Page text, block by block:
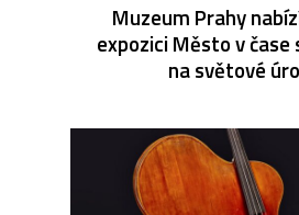
Muzeum Prahy
expozici Město v čase
na světové